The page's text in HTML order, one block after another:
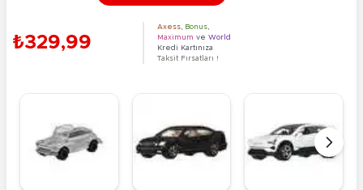
₺329,99
Axess Bonus
Maximum ve World
Kredi Kartınıza
Taksit Fırsatları !